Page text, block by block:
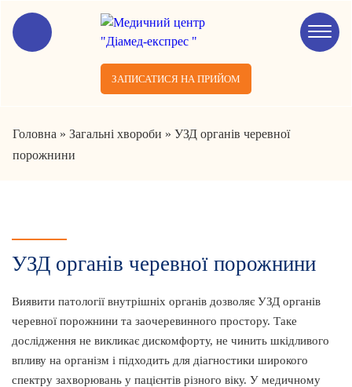
ЗАПИСАТИСЯ НА ПРИЙОМ
Головна » Загальні хвороби » УЗД органів черевної
порожнини
УЗД органів черевної порожнини
Виявити патології внутрішніх органів дозволяє УЗД органів
черевної порожнини та заочеревинного простору. Таке
дослідження не викликає дискомфорту, не чинить шкідливого
впливу на організм і підходить для діагностики широкого
спектру захворювань у пацієнтів різного віку. У медичному